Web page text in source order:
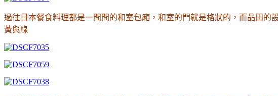
過往日本餐食料理都是一間間的和室包廂，和室的門就是格狀的，而品田
黃與綠